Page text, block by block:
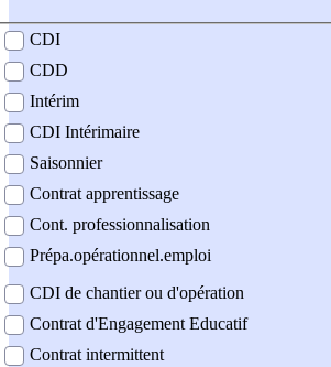
contrat
CDI
CDD
Intérim
CDI Intérimaire
Saisonnier
Contrat apprentissage
Cont. professionnalisation
Prépa.opérationnel.emploi
CDI de chantier ou d'opération
Contrat d'Engagement Educatif
Contrat intermittent